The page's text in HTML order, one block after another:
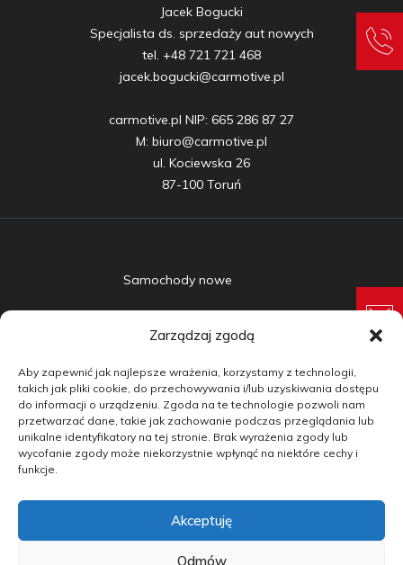
Zarządzaj zgodą
Aby zapewnić jak najlepsze wrażenia, korzystamy z technologii,
takich jak pliki cookie, do przechowywania i/lub uzyskiwania dostępu
do informacji o urządzeniu. Zgoda na te technologie pozwoli nam
przetwarzać dane, takie jak zachowanie podczas przeglądania lub
unikalne identyfikatory na tej stronie. Brak wyrażenia zgody lub
wycofanie zgody może niekorzystnie wpłynąć na niektóre cechy i
funkcje.
Akceptuję
Odmów
Jacek Bogucki
Specjalista ds. sprzedaży aut nowych
tel. +48 721 721 468
jacek.bogucki@carmotive.pl
carmotive.pl NIP: 665 286 87 27
M: biuro@carmotive.pl
ul. Kociewska 26
87-100 Toruń
Samochody nowe
Samochody używane
Doradztwo
Finansowanie
Kontakt
copyright by carmotive.pl 2026©